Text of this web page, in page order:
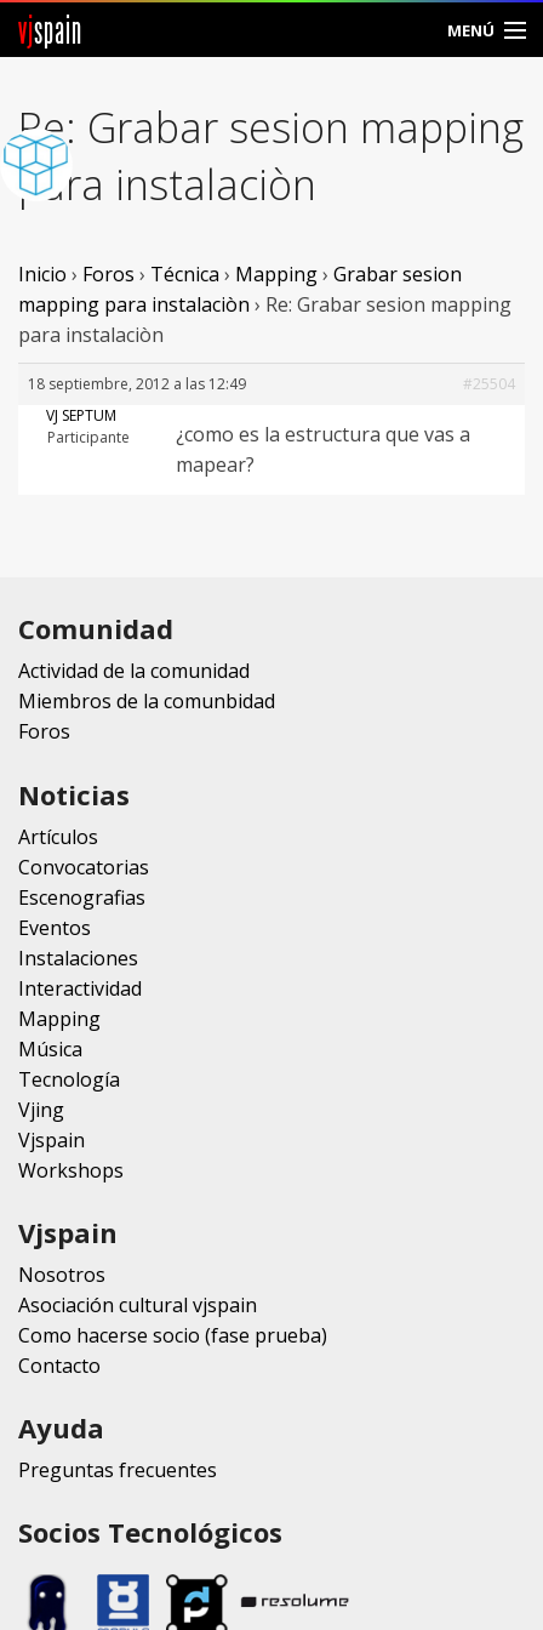
vjspain MENÚ
Foros
Noticias
Vjspain
Ayuda
Contacto
Entrar
Re: Grabar sesion mapping
para instalaciòn
Inicio › Foros › Técnica › Mapping› Grabar sesion
mapping para instalaciòn › Re: Grabar sesion mapping
para instalaciòn
18 septiembre, 2012 a las 12:49
#25504
VJ SEPTUM
Participante
¿como es la estructura que vas a
mapear?
Comunidad
Actividad de la comunidad
Miembros de la comunbidad
Foros
Noticias
Artículos
Convocatorias
Escenografias
Eventos
Instalaciones
Interactividad
Mapping
Música
Tecnología
Vjing
Vjspain
Workshops
Vjspain
Nosotros
Asociación cultural vjspain
Como hacerse socio (fase prueba)
Contacto
Ayuda
Preguntas frecuentes
Socios Tecnológicos